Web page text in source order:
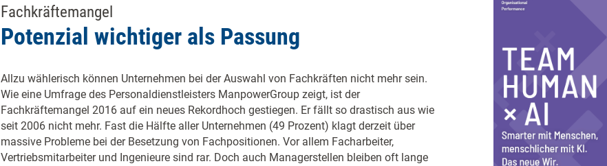
Fachkräftemangel
Potenzial wichtiger als Passung
Allzu wählerisch können Unternehmen bei der Auswahl von Fachkräften nicht mehr sein.
Wie eine Umfrage des Personaldienstleisters Manpower­Group zeigt, ist der
Fachkräftemangel 2016 auf ein neues Rekordhoch gestiegen. Er fällt so drastisch aus wie
seit 2006 nicht mehr. Fast die Hälfte aller Unternehmen (49 Prozent) klagt derzeit über
massive Probleme bei der Besetzung von Fachpositionen. Vor allem Facharbeiter,
Vertriebsmitarbeiter und Ingenieure sind rar. Doch auch Managerstellen bleiben oft lange